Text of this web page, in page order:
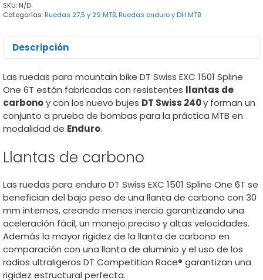
Spline
SKU: N/D
Categorías:Ruedas 27,5 y 29 MTB,Ruedas enduro y DH MTB
Descripción
Las ruedas para mountain bike DT Swiss EXC 1501 Spline
One 6T están fabricadas con resistentes llantas de
carbonoy con los nuevo bujes DT Swiss 240y forman un
conjunto a prueba de bombas para la práctica MTB en
modalidad de Enduro.
Llantas de carbono
Las ruedas para enduro DT Swiss EXC 1501 Spline One 6T se
benefician del bajo peso de una llanta de carbono con 30
mm internos, creando menos inercia garantizando una
aceleración fácil, un manejo preciso y altas velocidades.
Además la mayor rigidez de la llanta de carbono en
comparación con una llanta de aluminio y el uso de los
radios ultraligeros DT Competition Race® garantizan una
rigidez estructural perfecta.